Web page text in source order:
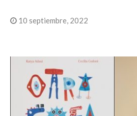
10 septiembre, 2022